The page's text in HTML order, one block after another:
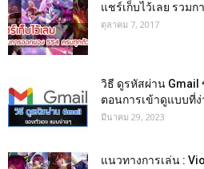
แชร์เก็บไว้เลย รวมก
ตุลาคม 7, 2017
วิธี ดูรหัสผ่าน Gmail
ตอนการเข้าดูแบบที่
มีนาคม 29, 2023
แนวทางการเล่น :